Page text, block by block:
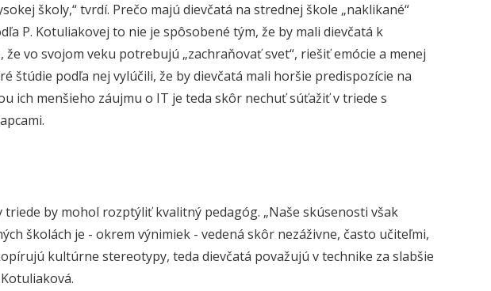
školy,“ tvrdí. Prečo majú dievčatá na strednej škole „naklikané“
P. Kotuliakovej to nie je spôsobené tým, že by mali dievčatá k
vo svojom veku potrebujú „zachraňovať svet“, riešiť emócie a menej
štúdie podľa nej vylúčili, že by dievčatá mali horšie predispozície na
ich menšieho záujmu o IT je teda skôr nechuť súťažiť v triede s
by mohol rozptýliť kvalitný pedagóg. „Naše skúsenosti však
školách je - okrem výnimiek - vedená skôr nezáživne, často učiteľmi,
kultúrne stereotypy, teda dievčatá považujú v technike za slabšie